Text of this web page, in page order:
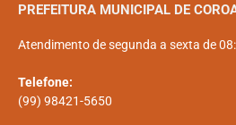
PREFEITURA MUNICIPAL DE
Atendimento de segunda a sexta de
Telefone:
(99) 98421-5650